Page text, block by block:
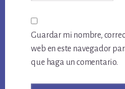
Guardar mi nombre,
web en este navegador
que haga un comentario.